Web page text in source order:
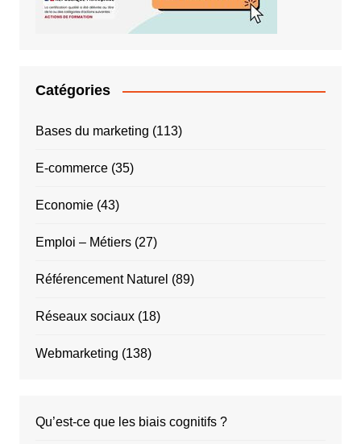
Catégories
Bases du marketing (113)
E-commerce(35)
Economie(43)
Emploi – Métiers(27)
Référencement Naturel (89)
Réseaux sociaux(18)
Webmarketing (138)
Qu’est-ce que les biais cognitifs ?